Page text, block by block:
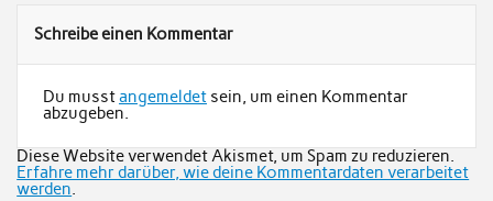
Schreibe einen Kommentar
Du musstangemeldetsein, um einen Kommentar
abzugeben.
Diese Website verwendet Akismet, um Spam zu reduzieren.
Erfahre mehr darüber, wie deine Kommentardaten verarbeitet
werden.